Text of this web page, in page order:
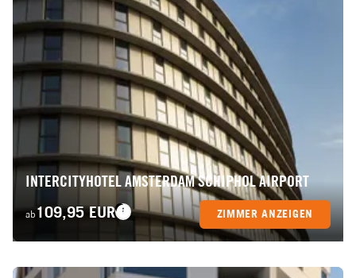
INTERCITYHOTEL AMSTERDAM SCHIPHOL AIRPORT
ab 109,95 EUR ZIMMER ANZEIGEN